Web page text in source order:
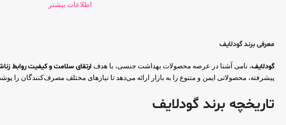
اطلاعات بیشتر
معرفی برند گودلایف
گودلایف، نامی آشنا در عرصه محصولات بهداشت جنسی، با هدف ارتقای سلامت و کیفیت روابط
پیشرفته، محصولاتی ایمن و متنوع را به بازار ارائه می‌دهد تا نیازهای مختلف مصرف‌کنندگان
تاریخچه برند گودلایف